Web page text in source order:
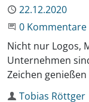
Publiziert
22.12.2020
Beginne eine
0 Kommentare
Nicht nur Logos,
Unternehmen
Zeichen
Autor
Tobias Röttger